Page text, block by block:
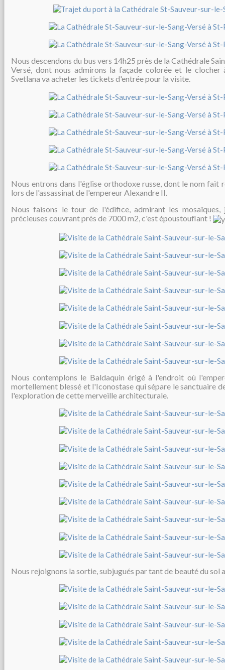
Nous descendons du bus vers 14h25 près de la Cathédrale
Versé, dont nous admirons la façade colorée et le clocher
Svetlana va acheter les tickets d'entrée pour la visite.
Nous entrons dans l'église orthodoxe russe, dont le nom fait
lors de l'assassinat de l'empereur Alexandre II.
Nous faisons le tour de l'édifice, admirant les mosaïques,
précieuses couvrant près de 7000 m2, c'est époustouflant !
Nous contemplons le Baldaquin érigé à l'endroit où
mortellement blessé et l'Iconostase qui sépare le sanctuaire
l'exploration de cette merveille architecturale.
Nous rejoignons la sortie, subjugués par tant de beauté du sol